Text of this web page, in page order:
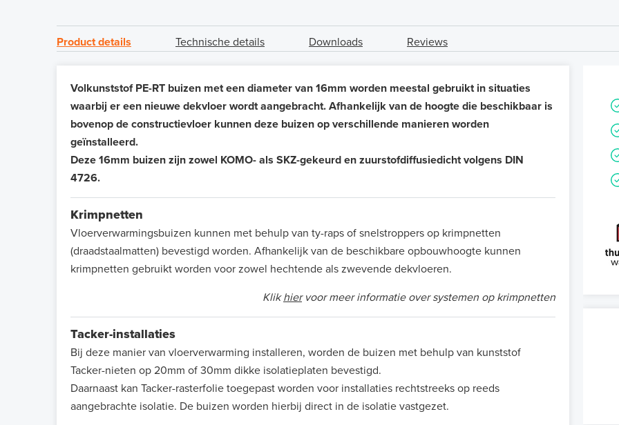
Product details Technische details Downloads Reviews
Volkunststof PE-RT buizen met een diameter van 16mm worden meestal gebruikt in situaties
waarbij er een nieuwe dekvloer wordt aangebracht. Afhankelijk van de hoogte die beschikbaar is
bovenop de constructievloer kunnen deze buizen op verschillende manieren worden
geïnstalleerd.
Deze 16mm buizen zijn zowel KOMO- als SKZ-gekeurd en zuurstofdiffusiedicht volgens DIN
4726.
Krimpnetten
Vloerverwarmingsbuizen kunnen met behulp van ty-raps of snelstroppers op krimpnetten
(draadstaalmatten) bevestigd worden. Afhankelijk van de beschikbare opbouwhoogte kunnen
krimpnetten gebruikt worden voor zowel hechtende als zwevende dekvloeren.
Klikhiervoor meer informatie over systemen op krimpnetten
Tacker-installaties
Bij deze manier van vloerverwarming installeren, worden de buizen met behulp van kunststof
Tacker-nieten op 20mm of 30mm dikke isolatieplaten bevestigd.
Daarnaast kan Tacker-rasterfolie toegepast worden voor installaties rechtstreeks op reeds
aangebrachte isolatie. De buizen worden hierbij direct in de isolatie vastgezet.